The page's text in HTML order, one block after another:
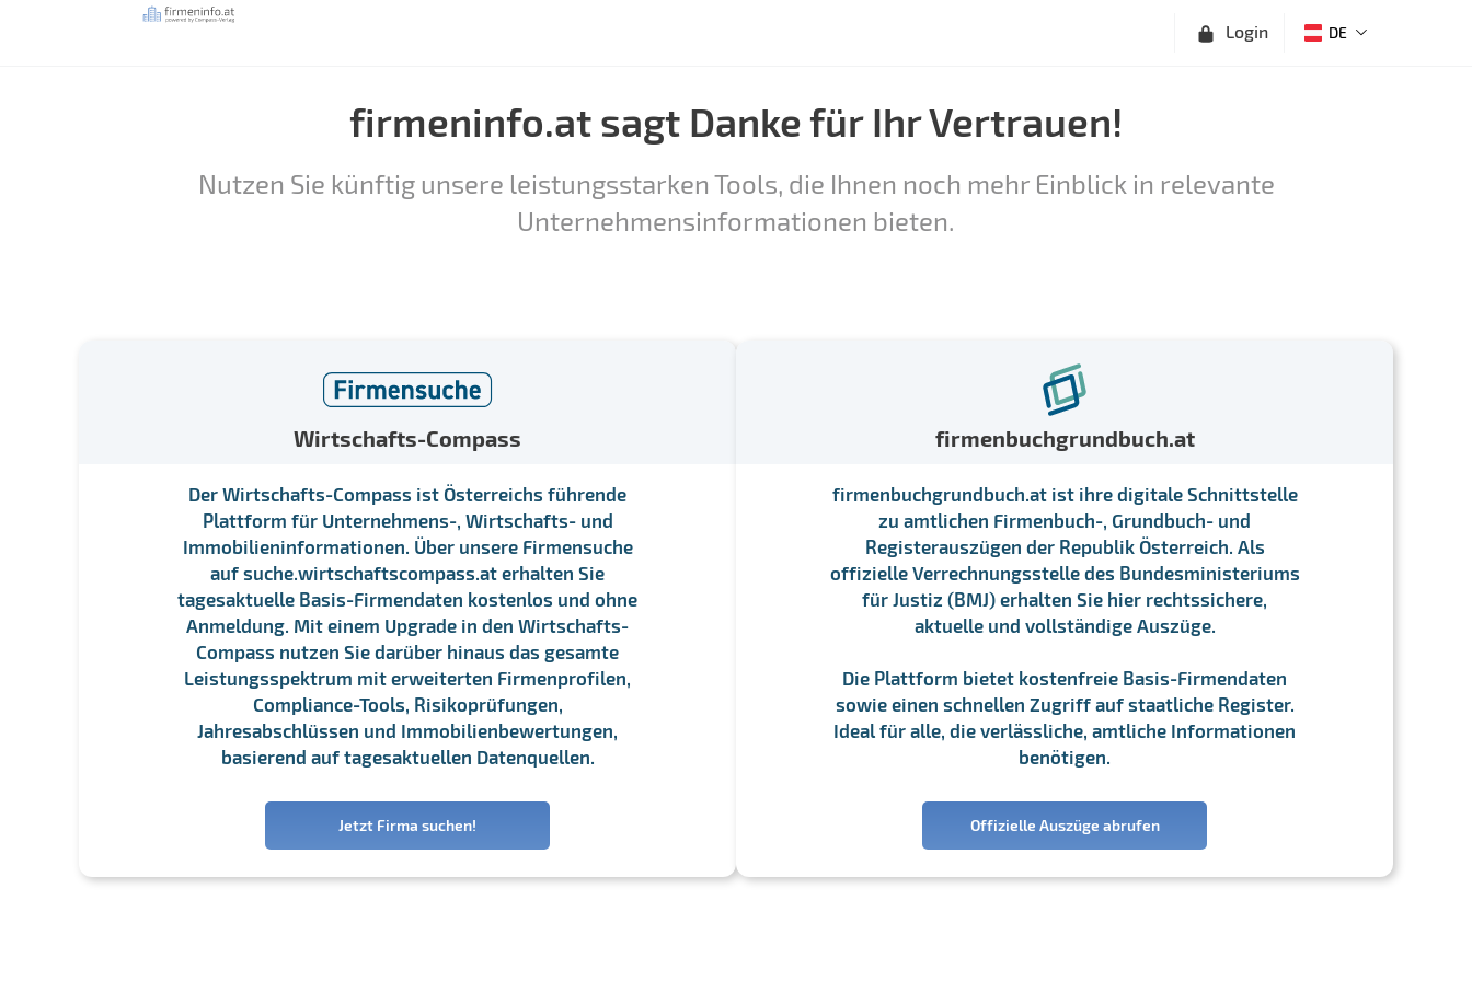
Login DE
firmeninfo.at sagt Danke für Ihr Vertrauen!
Nutzen Sie künftig unsere leistungsstarken Tools, die Ihnen noch mehr Einblick in relevante
Unternehmensinformationen bieten.
Wirtschafts-Compass
Der Wirtschafts-Compass ist Österreichs führende
Plattform für Unternehmens-, Wirtschafts- und
Immobilieninformationen. Über unsere Firmensuche
auf suche.wirtschaftscompass.at erhalten Sie
tagesaktuelle Basis-Firmendaten kostenlos und ohne
Anmeldung. Mit einem Upgrade in den Wirtschafts-
Compass nutzen Sie darüber hinaus das gesamte
Leistungsspektrum mit erweiterten Firmenprofilen,
Compliance-Tools, Risikoprüfungen,
Jahresabschlüssen und Immobilienbewertungen,
basierend auf tagesaktuellen Datenquellen.
Jetzt Firma suchen!
firmenbuchgrundbuch.at
firmenbuchgrundbuch.at ist ihre digitale Schnittstelle
zu amtlichen Firmenbuch-, Grundbuch- und
Registerauszügen der Republik Österreich. Als
offizielle Verrechnungsstelle des Bundesministeriums
für Justiz (BMJ) erhalten Sie hier rechtssichere,
aktuelle und vollständige Auszüge.
Die Plattform bietet kostenfreie Basis-Firmendaten
sowie einen schnellen Zugriff auf staatliche Register.
Ideal für alle, die verlässliche, amtliche Informationen
benötigen.
Offizielle Auszüge abrufen